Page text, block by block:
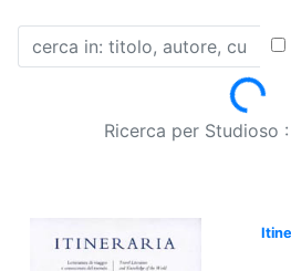
Loading...
Ricerca per Studioso